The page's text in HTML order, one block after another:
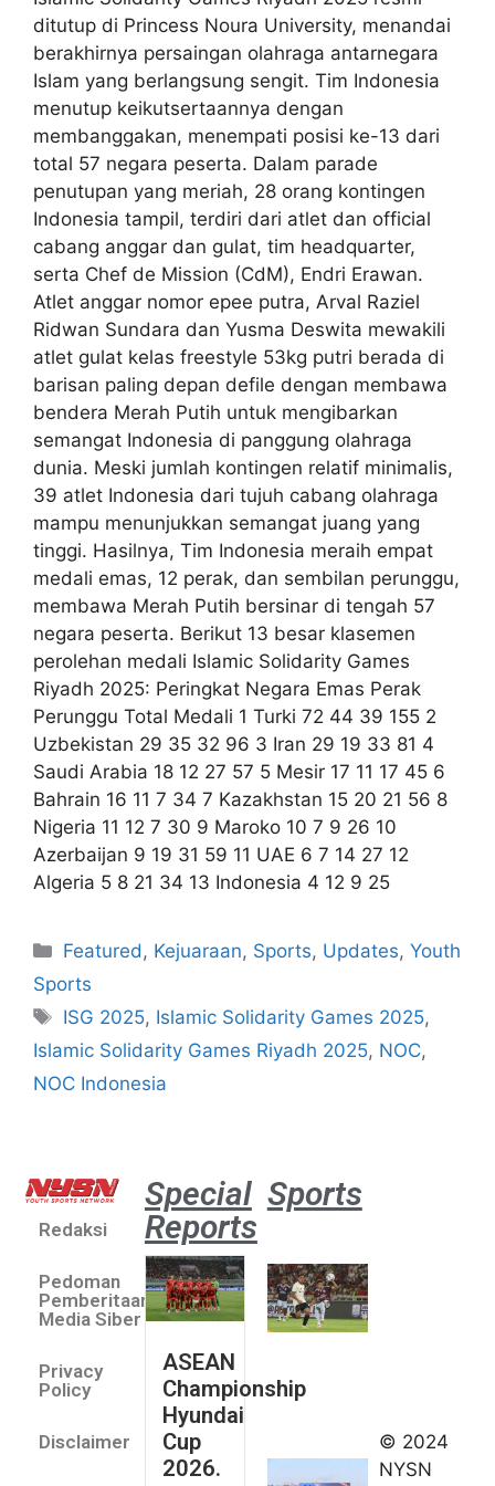
ditutup di Princess Noura University, menandai
berakhirnya persaingan olahraga antarnegara
Islam yang berlangsung sengit. Tim Indonesia
menutup keikutsertaannya dengan
membanggakan, menempati posisi ke-13 dari
total 57 negara peserta. Dalam parade
penutupan yang meriah, 28 orang kontingen
Indonesia tampil, terdiri dari atlet dan official
cabang anggar dan gulat, tim headquarter,
serta Chef de Mission (CdM), Endri Erawan.
Atlet anggar nomor epee putra, Arval Raziel
Ridwan Sundara dan Yusma Deswita mewakili
atlet gulat kelas freestyle 53kg putri berada di
barisan paling depan defile dengan membawa
bendera Merah Putih untuk mengibarkan
semangat Indonesia di panggung olahraga
dunia. Meski jumlah kontingen relatif minimalis,
39 atlet Indonesia dari tujuh cabang olahraga
mampu menunjukkan semangat juang yang
tinggi. Hasilnya, Tim Indonesia meraih empat
medali emas, 12 perak, dan sembilan perunggu,
membawa Merah Putih bersinar di tengah 57
negara peserta. Berikut 13 besar klasemen
perolehan medali Islamic Solidarity Games
Riyadh 2025: Peringkat Negara Emas Perak
Perunggu Total Medali 1 Turki 72 44 39 155 2
Uzbekistan 29 35 32 96 3 Iran 29 19 33 81 4
Saudi Arabia 18 12 27 57 5 Mesir 17 11 17 45 6
Bahrain 16 11 7 34 7 Kazakhstan 15 20 21 56 8
Nigeria 11 12 7 30 9 Maroko 10 7 9 26 10
Azerbaijan 9 19 31 59 11 UAE 6 7 14 27 12
Algeria 5 8 21 34 13 Indonesia 4 12 9 25
Featured, Kejuaraan, Sports, Updates,Youth
Sports
ISG 2025, Islamic Solidarity Games 2025,
Islamic Solidarity Games Riyadh 2025, NOC,
NOC Indonesia
Redaksi
Pedoman
Pemberitaan
Media Siber
Privacy
Policy
Disclaimer
Special
Reports
ASEAN
Championship
Hyundai
Cup
2026.
Sports
umum
Kejurnas
© 2024
NYSN